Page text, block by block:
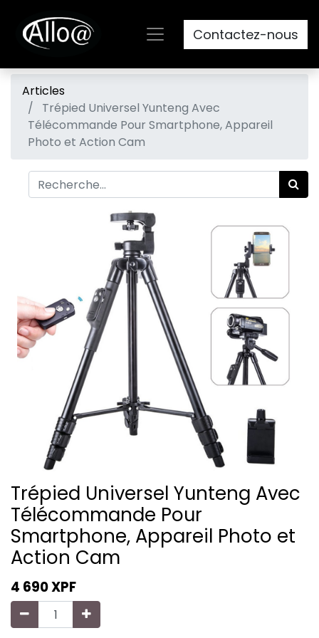
Contactez-nous
Articles
Trépied Universel Yunteng Avec
Télécommande Pour Smartphone, Appareil
Photo et Action Cam
Trépied Universel Yunteng Avec
Télécommande Pour
Smartphone, Appareil Photo et
Action Cam
4 690XPF